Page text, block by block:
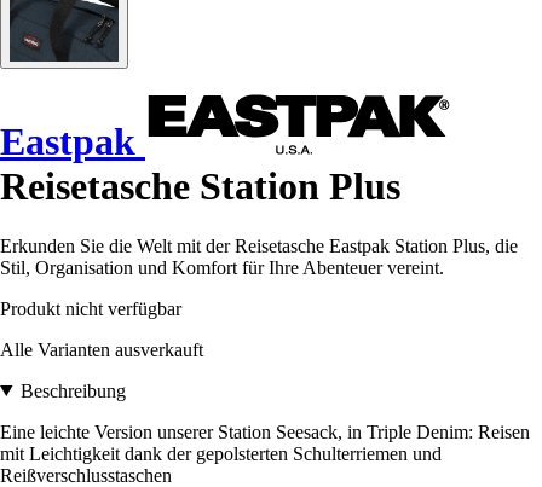
Eastpak
Reisetasche Station Plus
Erkunden Sie die Welt mit der Reisetasche Eastpak Station Plus, die
Stil, Organisation und Komfort für Ihre Abenteuer vereint.
Produkt nicht verfügbar
Alle Varianten ausverkauft
Beschreibung
Eine leichte Version unserer Station Seesack, in Triple Denim: Reisen
mit Leichtigkeit dank der gepolsterten Schulterriemen und
Reißverschlusstaschen